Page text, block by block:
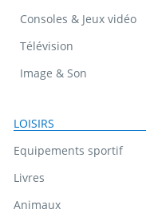
Consoles & Jeux vidéo
Télévision
Image & Son
LOISIRS
Equipements sportif
Livres
Animaux